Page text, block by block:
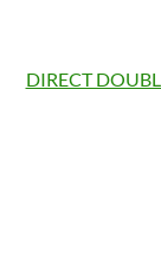
DIRECT